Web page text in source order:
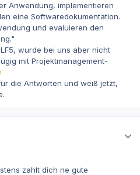
Anwendung, implementieren
eine Softwaredokumentation.
und evaluieren den
wurde bei uns aber nicht
mit Projektmanagement-
die Antworten und weiß jetzt,
zahlt dich ne gute